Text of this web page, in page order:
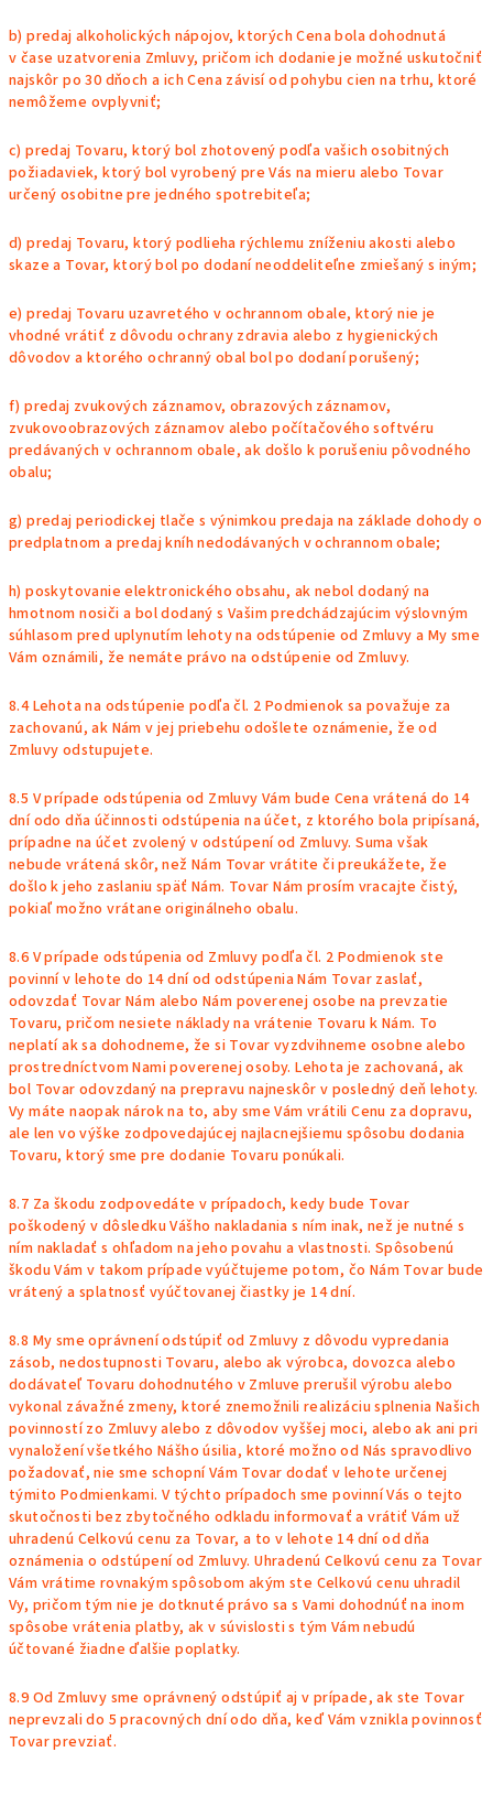
b) predaj alkoholických nápojov, ktorých Cena bola dohodnutá
v čase uzatvorenia Zmluvy, pričom ich dodanie je možné uskutočniť
najskôr po 30 dňoch a ich Cena závisí od pohybu cien na trhu, ktoré
nemôžeme ovplyvniť;
c) predaj Tovaru, ktorý bol zhotovený podľa vašich osobitných
požiadaviek, ktorý bol vyrobený pre Vás na mieru alebo Tovar
určený osobitne pre jedného spotrebiteľa;
d) predaj Tovaru, ktorý podlieha rýchlemu zníženiu akosti alebo
skaze a Tovar, ktorý bol po dodaní neoddeliteľne zmiešaný s iným;
e) predaj Tovaru uzavretého v ochrannom obale, ktorý nie je
vhodné vrátiť z dôvodu ochrany zdravia alebo z hygienických
dôvodov a ktorého ochranný obal bol po dodaní porušený;
f) predaj zvukových záznamov, obrazových záznamov,
zvukovoobrazových záznamov alebo počítačového softvéru
predávaných v ochrannom obale, ak došlo k porušeniu pôvodného
obalu;
g) predaj periodickej tlače s výnimkou predaja na základe dohody o
predplatnom a predaj kníh nedodávaných v ochrannom obale;
h) poskytovanie elektronického obsahu, ak nebol dodaný na
hmotnom nosiči a bol dodaný s Vašim predchádzajúcim výslovným
súhlasom pred uplynutím lehoty na odstúpenie od Zmluvy a My sme
Vám oznámili, že nemáte právo na odstúpenie od Zmluvy.
8.4 Lehota na odstúpenie podľa čl. 2 Podmienok sa považuje za
zachovanú, ak Nám v jej priebehu odošlete oznámenie, že od
Zmluvy odstupujete.
8.5 V prípade odstúpenia od Zmluvy Vám bude Cena vrátená do 14
dní odo dňa účinnosti odstúpenia na účet, z ktorého bola pripísaná,
prípadne na účet zvolený v odstúpení od Zmluvy. Suma však
nebude vrátená skôr, než Nám Tovar vrátite či preukážete, že
došlo k jeho zaslaniu späť Nám. Tovar Nám prosím vracajte čistý,
pokiaľ možno vrátane originálneho obalu.
8.6 V prípade odstúpenia od Zmluvy podľa čl. 2 Podmienok ste
povinní v lehote do 14 dní od odstúpenia Nám Tovar zaslať,
odovzdať Tovar Nám alebo Nám poverenej osobe na prevzatie
Tovaru, pričomnesiete náklady na vrátenie Tovaru k Nám. To
neplatí ak sa dohodneme, že si Tovar vyzdvihneme osobne alebo
prostredníctvom Nami poverenej osoby. Lehota je zachovaná, ak
bol Tovar odovzdaný na prepravu najneskôr v posledný deň lehoty.
Vy máte naopak nárok na to, aby sme Vám vrátili Cenu za dopravu,
ale len vo výške zodpovedajúcej najlacnejšiemu spôsobu dodania
Tovaru, ktorý sme pre dodanie Tovaru ponúkali.
8.7 Za škodu zodpovedáte v prípadoch, kedy bude Tovar
poškodený v dôsledku Vášho nakladania s ním inak, než je nutné s
ním nakladať s ohľadom na jeho povahu a vlastnosti. Spôsobenú
škodu Vám v takom prípade vyúčtujeme potom, čo Nám Tovar bude
vrátený a splatnosť vyúčtovanej čiastky je 14 dní.
8.8 My sme oprávnení odstúpiť od Zmluvy z dôvodu vypredania
zásob, nedostupnosti Tovaru, alebo ak výrobca, dovozca alebo
dodávateľ Tovaru dohodnutého v Zmluve prerušil výrobu alebo
vykonal závažné zmeny, ktoré znemožnili realizáciu splnenia Našich
povinností zo Zmluvy alebo z dôvodov vyššej moci, alebo ak ani pri
vynaložení všetkého Nášho úsilia, ktoré možno od Nás spravodlivo
požadovať, nie sme schopní Vám Tovar dodať v lehote určenej
týmito Podmienkami. V týchto prípadoch sme povinní Vás o tejto
skutočnosti bez zbytočného odkladu informovať a vrátiť Vám už
uhradenú Celkovú cenu za Tovar, a to v lehote 14 dní od dňa
oznámenia o odstúpení od Zmluvy. Uhradenú Celkovú cenu za Tovar
Vám vrátime rovnakým spôsobom akým ste Celkovú cenu uhradil
Vy, pričom tým nie je dotknuté právo sa s Vami dohodnúť na inom
spôsobe vrátenia platby, ak v súvislosti s tým Vám nebudú
účtované žiadne ďalšie poplatky.
8.9 Od Zmluvy sme oprávnený odstúpiť aj v prípade, ak ste Tovar
neprevzali do 5 pracovných dní odo dňa, keď Vám vznikla povinnosť
Tovar prevziať.